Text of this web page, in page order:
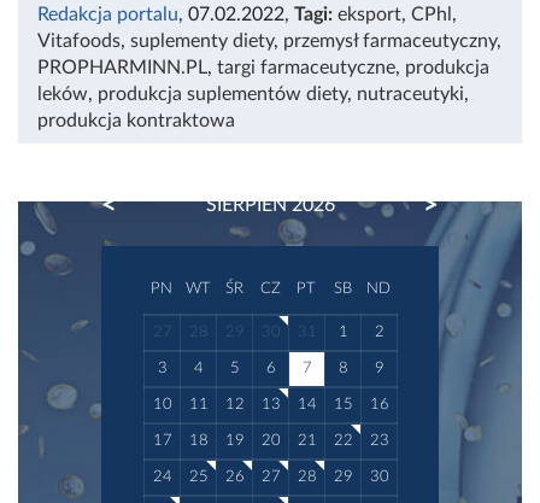
Redakcja portalu, 07.02.2022, Tagi: eksport, CPhl ,
Vitafoods, suplementy diety, przemysł farmaceutyczny,
PROPHARMINN.PL, targi farmaceutyczne, produkcja
leków, produkcja suplementów diety, nutraceutyki,
produkcja kontraktowa
SIERPIEŃ 2026
PREVIOUS NEXT
PN WT ŚR CZ PT SB ND
27 28 29 30 31 1 2
3 4 5 6 7 8 9
10 11 12 13 14 15 16
17 18 19 20 21 22 23
24 25 26 27 28 29 30